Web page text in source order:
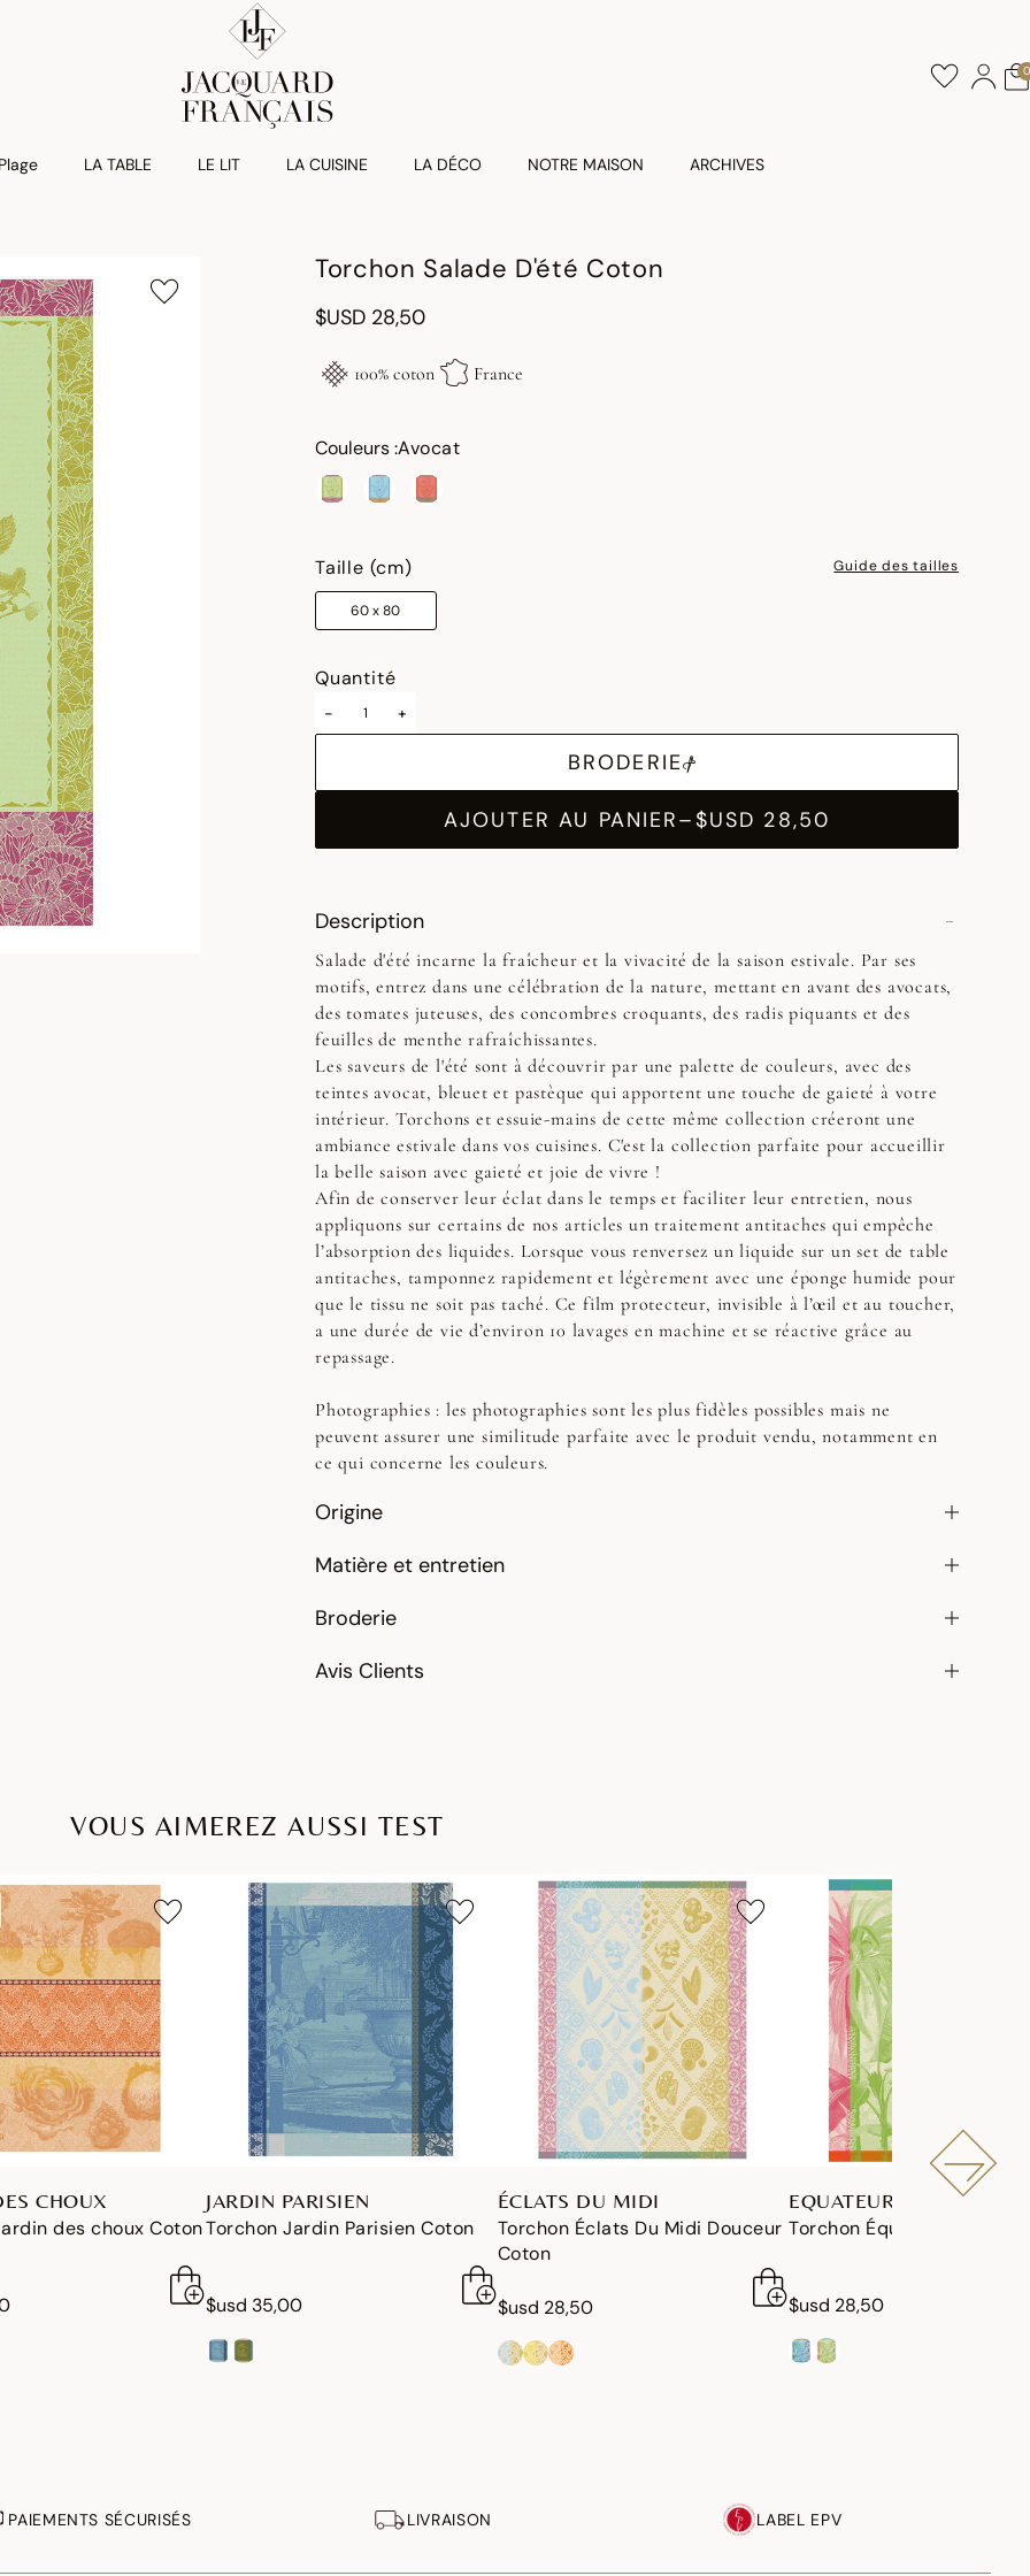
0
LA TABLE LE LIT LA CUISINE LA DÉCO NOTRE MAISON ARCHIVES
Torchon Salade D'été Coton
$USD 28,50
100% coton France
Couleurs :Avocat
Taille (cm) Guide des tailles
60 x 80
Quantité
- +
BRODERIE
AJOUTER AU PANIER–$USD 28,50
Description
Salade d'été incarne la fraîcheur et la vivacité de la saison estivale. Par ses
motifs, entrez dans une célébration de la nature, mettant en avant des avocats,
des tomates juteuses, des concombres croquants, des radis piquants et des
feuilles de menthe rafraîchissantes.
Les saveurs de l'été sont à découvrir par une palette de couleurs, avec des
teintes avocat, bleuet et pastèque qui apportent une touche de gaieté à votre
intérieur. Torchons et essuie-mains de cette même collection créeront une
ambiance estivale dans vos cuisines. C'est la collection parfaite pour accueillir
la belle saison avec gaieté et joie de vivre !
Afin de conserver leur éclat dans le temps et faciliter leur entretien, nous
appliquons sur certains de nos articles un traitement antitaches qui empêche
l’absorption des liquides. Lorsque vous renversez un liquide sur un set de table
antitaches, tamponnez rapidement et légèrement avec une éponge humide pour
que le tissu ne soit pas taché. Ce film protecteur, invisible à l’œil et au toucher,
a une durée de vie d’environ 10 lavages en machine et se réactive grâce au
repassage.
Photographies : les photographies sont les plus fidèles possibles mais ne
peuvent assurer une similitude parfaite avec le produit vendu, notamment en
ce qui concerne les couleurs.
Origine
Matière et entretien
Broderie
Avis Clients
VOUS AIMEREZ AUSSI TEST
CHOUX
des choux Coton
JARDIN PARISIEN
Torchon Jardin Parisien Coton
$usd 35,00
ÉCLATS DU MIDI
Torchon Éclats Du Midi Douceur
Coton
$usd 28,50
EQUATEUR
Torchon Équateur Coton
$usd 28,50
PAIEMENTS SÉCURISÉS LIVRAISON LABEL EPV